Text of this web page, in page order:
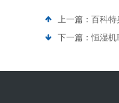
上一篇： 百科特
下一篇：恒湿机